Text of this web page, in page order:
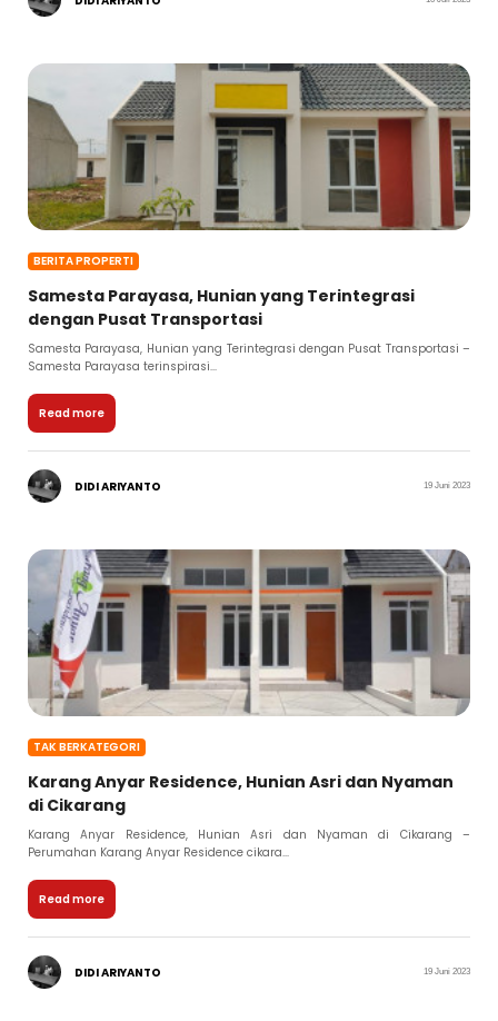
BERITA PROPERTI
Samesta Parayasa, Hunian yang Terintegrasi
dengan Pusat Transportasi
Samesta Parayasa, Hunian yang Terintegrasi dengan Pusat Transportasi –
Samesta Parayasa terinspirasi...
Read more
DIDI ARIYANTO 19 Juni 2023
TAK BERKATEGORI
Karang Anyar Residence, Hunian Asri dan Nyaman
di Cikarang
Karang Anyar Residence, Hunian Asri dan Nyaman di Cikarang –
Perumahan Karang Anyar Residence cikara...
Read more
DIDI ARIYANTO 19 Juni 2023